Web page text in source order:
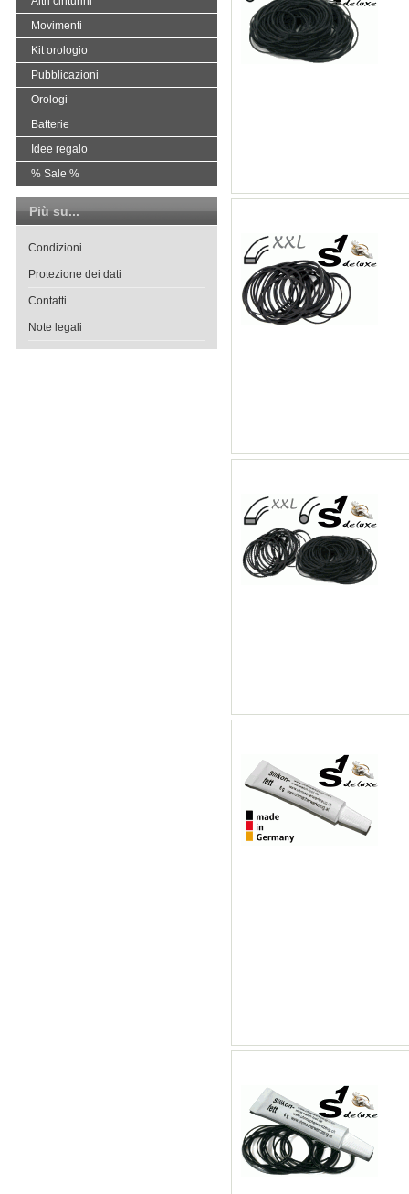
Movimenti
Kit orologio
Pubblicazioni
Orologi
Batterie
Idee regalo
% Sale %
Più su...
Condizioni
Protezione dei dati
Contatti
Note legali